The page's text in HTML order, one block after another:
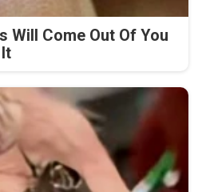
Will Come Out Of You